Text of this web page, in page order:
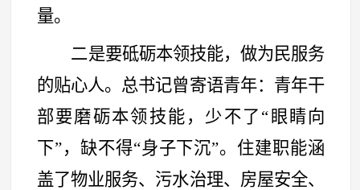
量。
二是要砥砺本领技能，做为民服务
的贴心人。总书记曾寄语青年：青年干
部要磨砺本领技能，少不了 “ 眼睛向
下”，缺不得“身子下沉”。住建职能涵
盖了物业服务、污水治理、房屋安全、